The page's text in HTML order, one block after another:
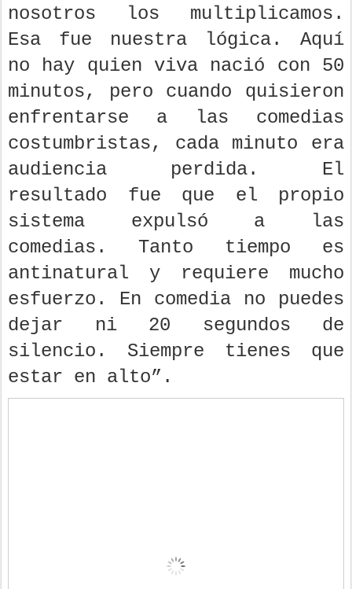
nosotros los multiplicamos.
Esa fue nuestra lógica. Aquí
no hay quien viva nació con 50
minutos, pero cuando quisieron
enfrentarse a las comedias
costumbristas, cada minuto era
audiencia perdida. El
resultado fue que el propio
sistema expulsó a las
comedias. Tanto tiempo es
antinatural y requiere mucho
esfuerzo. En comedia no puedes
dejar ni 20 segundos de
silencio. Siempre tienes que
estar en alto”.